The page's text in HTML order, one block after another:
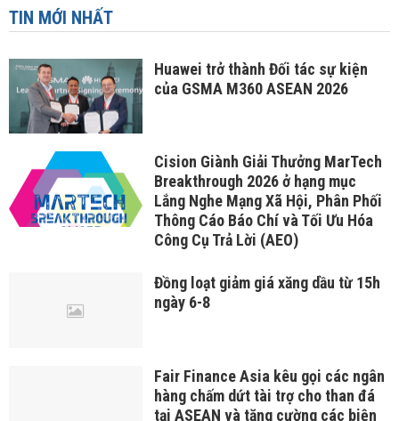
TIN MỚI NHẤT
Huawei trở thành Đối tác sự kiện
của GSMA M360 ASEAN 2026
Cision Giành Giải Thưởng MarTech
Breakthrough 2026 ở hạng mục
Lắng Nghe Mạng Xã Hội, Phân Phối
Thông Cáo Báo Chí và Tối Ưu Hóa
Công Cụ Trả Lời (AEO)
Đồng loạt giảm giá xăng dầu từ 15h
ngày 6-8
Fair Finance Asia kêu gọi các ngân
hàng chấm dứt tài trợ cho than đá
tại ASEAN và tăng cường các biện